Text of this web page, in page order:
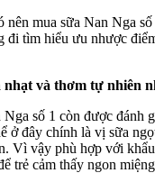
nhạt và thơm tự nhiên
số 1 còn được đánh
ở đây chính là vị sữa
Vì vậy phù hợp với
trẻ cảm thấy ngon